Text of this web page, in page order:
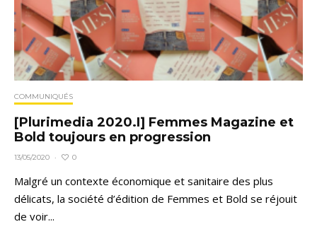
COMMUNIQUÉS
[Plurimedia 2020.I] Femmes Magazine et
Bold toujours en progression
13/05/2020 · 0
Malgré un contexte économique et sanitaire des plus
délicats, la société d’édition de Femmes et Bold se réjouit
de voir...